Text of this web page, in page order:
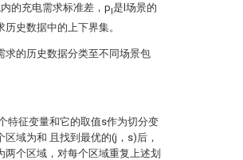
的充电需求标准差，pl是l场景的
历史数据中的上下界集。
求的历史数据分类至不同场景包
特征变量和它的取值s作为切分变
区域为和 且 找到最优的(j，s)后，
两个区域，对每个区域重复上述划